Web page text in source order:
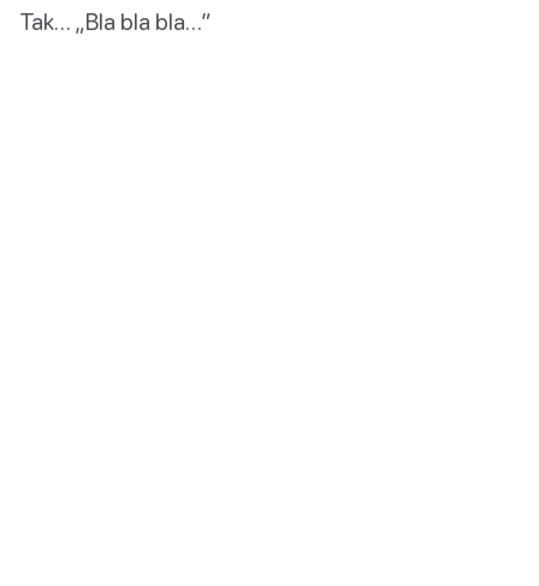
Tak… „Bla bla bla…”